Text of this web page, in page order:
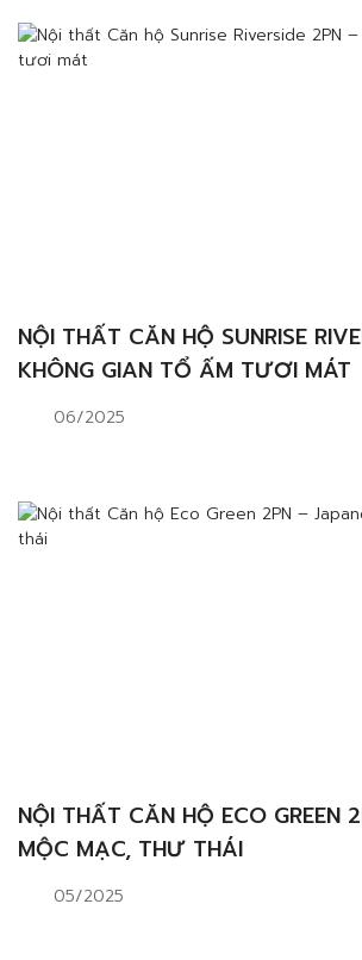
NỘI THẤT CĂN HỘ SUNRISE
KHÔNG GIAN TỔ ẤM TƯƠI MÁT
06/2025
NỘI THẤT CĂN HỘ ECO GREEN
MỘC MẠC, THƯ THÁI
05/2025